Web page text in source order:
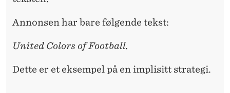
Annonsen har bare følgende tekst:
United Colors of Football.
Dette er et eksempel på en implisitt strategi.